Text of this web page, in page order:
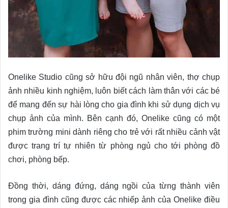
Onelike Studio cũng sở hữu đội ngũ nhân viên, thợ chụp
ảnh nhiều kinh nghiệm, luôn biết cách làm thân với các bé
để mang đến sự hài lòng cho gia đình khi sử dụng dịch vụ
chụp ảnh của mình. Bên cạnh đó, Onelike cũng có một
phim trường mini dành riêng cho trẻ với rất nhiều cảnh vật
được trang trí tự nhiên từ phòng ngủ cho tới phòng đồ
chơi, phòng bếp.
Đồng thời, dáng đứng, dáng ngồi của từng thành viên
trong gia đình cũng được các nhiếp ảnh của Onelike điều